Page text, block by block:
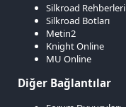
Silkroad Rehberleri
Silkroad Botları
Metin2
Knight Online
MU Online
Diğer Bağlantılar